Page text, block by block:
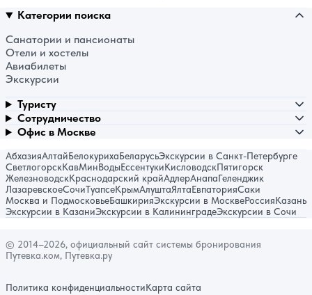
Категории поиска
Санатории и пансионаты
Отели и хостелы
Авиабилеты
Экскурсии
Туристу
Сотрудничество
Офис в Москве
АбхазияАлтайБелокурихаБеларусьЭкскурсии в Санкт-Петербурге
СветлогорскКавМинВодыЕссентукиКисловодскПятигорск
ЖелезноводскКраснодарский крайАдлерАнапаГеленджик
ЛазаревскоеСочиТуапсеКрымАлуштаЯлтаЕвпаторияСаки
Москва и ПодмосковьеБашкирияЭкскурсии в МосквеРоссияКазань
Экскурсии в КазаниЭкскурсии в КалининградеЭкскурсии в Сочи
© 2014–2026, официальный сайт системы бронирования
Путевка.ком, Путевка.ру
Политика конфиденциальностиКарта сайта